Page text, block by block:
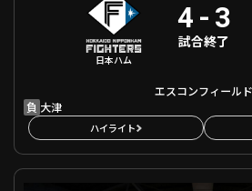
日本ハム
4 - 3
試合終了
エスコンフィールド
負 大津
ハイライト
パーソル パ・リーグ公式戦 千葉ロッテ VS 東北楽天